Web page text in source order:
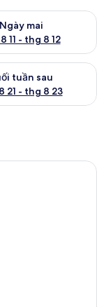
8 11
Ngày mai
11 - thg 8 12
phòng ngày
- thg 8 16
tuần sau
21 - thg 8 23
phòng cuối
kháng dị ứng,